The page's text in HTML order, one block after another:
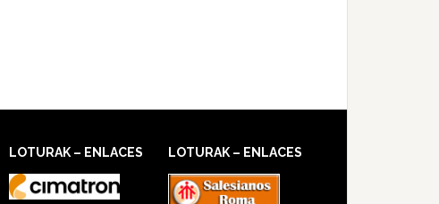
LOTURAK – ENLACES LOTURAK – ENLACES